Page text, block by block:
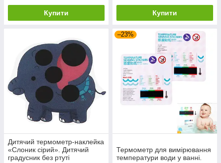
Купити Купити
Дитячий термометр-наклейка
«Слоник сірий». Дитячий
градусник без ртуті
–23%
Термометр для вимірювання
температури води у ванні.